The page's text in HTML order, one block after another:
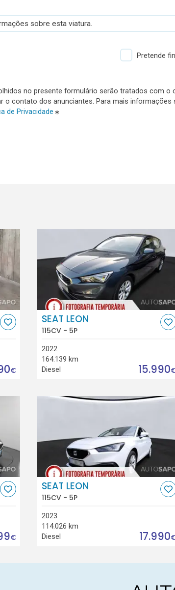
sobre esta viatura.
Pretende
no presente formulário serão tratados com o
o contato dos anunciantes. Para mais
de Privacidade
€
SEAT LEON
115CV - 5P
2022
164.139 km
Diesel
15.990
€
SEAT LEON
115CV - 5P
2023
114.026 km
Diesel
17.990